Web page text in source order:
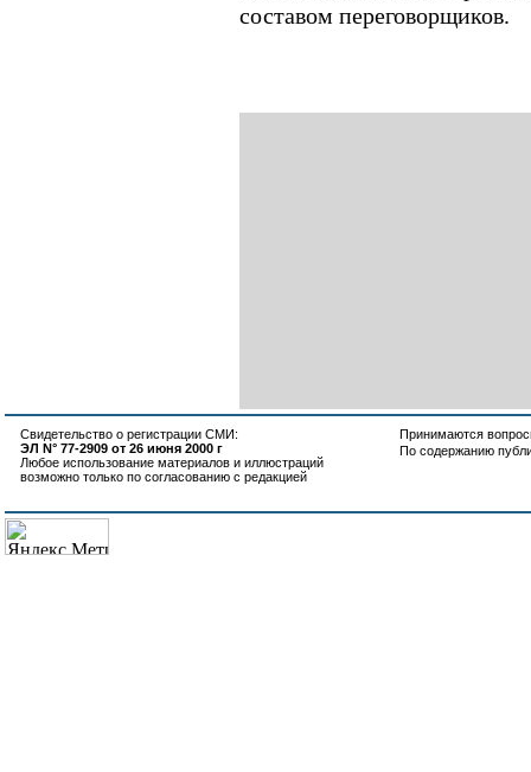
составом переговорщиков.
Свидетельство о регистрации СМИ:
ЭЛ N° 77-2909 от 26 июня 2000 г
Любое использование материалов и иллюстраций
возможно только по согласованию с редакцией
Принимаются
По содержанию